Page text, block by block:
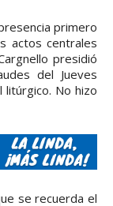
primero
actos centrales
presidió
del Jueves
litúrgico. No hizo
se recuerda el